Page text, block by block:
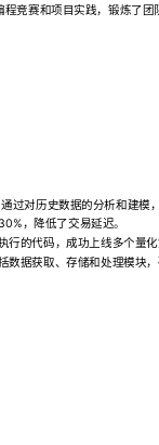
竞赛和项目实践，锻炼了团
过对历史数据的分析和建模
，降低了交易延迟。
行的代码，成功上线多个量
数据获取、存储和处理模块